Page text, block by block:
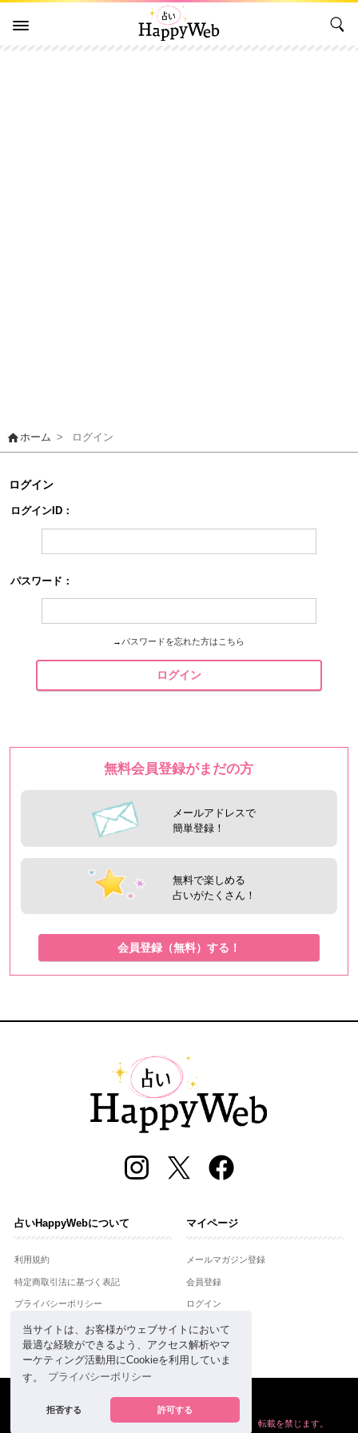
当サイトは、お客様がウェブサイトにおいて
最適な経験ができるよう、アクセス解析やマ
ーケティング活動用にCookieを利用していま
す。
プライバシーポリシー
拒否する 許可する
homeホーム > ログイン
ログイン
ログインID：
パスワード：
→ パスワードを忘れた方はこちら
ログイン
無料会員登録がまだの方
メールアドレスで
簡単登録！
無料で楽しめる
占いがたくさん！
会員登録（無料）する！
占いHappyWebについて
利用規約
特定商取引法に基づく表記
プライバシーポリシー
運営会社
お問合せ
マイページ
メールマガジン登録
会員登録
ログイン
powered by
掲載の情報や画像など、すべてのコンテンツの無断複写、転載を禁じます。